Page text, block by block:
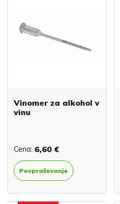
Vinomer za alkohol v
vinu
Cena: 6,60 €
Povpraševanje